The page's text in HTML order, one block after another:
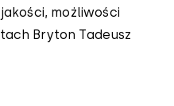
możliwości
Bryton Tadeusz